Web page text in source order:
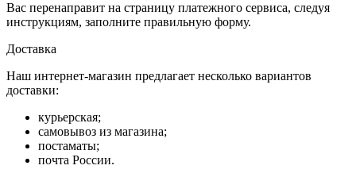
Вас перенаправит на страницу платежного сервиса, следуя
инструкциям, заполните правильную форму.
Доставка
Наш интернет-магазин предлагает несколько вариантов
доставки:
курьерская;
самовывоз из магазина;
постаматы;
почта России.